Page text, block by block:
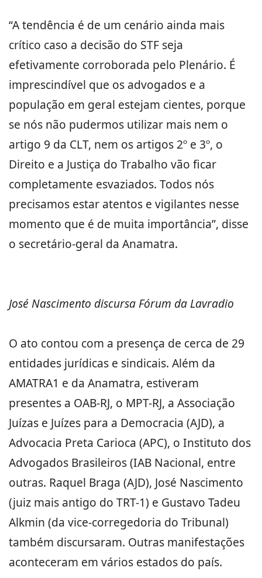
“A tendência é de um cenário ainda mais
crítico caso a decisão do STF seja
efetivamente corroborada pelo Plenário. É
imprescindível que os advogados e a
população em geral estejam cientes, porque
se nós não pudermos utilizar mais nem o
artigo 9 da CLT, nem os artigos 2º e 3º, o
Direito e a Justiça do Trabalho vão ficar
completamente esvaziados. Todos nós
precisamos estar atentos e vigilantes nesse
momento que é de muita importância”, disse
o secretário-geral da Anamatra.
José Nascimento discursa Fórum da Lavradio
O ato contou com a presença de cerca de 29
entidades jurídicas e sindicais. Além da
AMATRA1 e da Anamatra, estiveram
presentes a OAB-RJ, o MPT-RJ, a Associação
Juízas e Juízes para a Democracia (AJD), a
Advocacia Preta Carioca (APC), o Instituto dos
Advogados Brasileiros (IAB Nacional, entre
outras. Raquel Braga (AJD), José Nascimento
(juiz mais antigo do TRT-1) e Gustavo Tadeu
Alkmin (da vice-corregedoria do Tribunal)
também discursaram. Outras manifestações
aconteceram em vários estados do país.